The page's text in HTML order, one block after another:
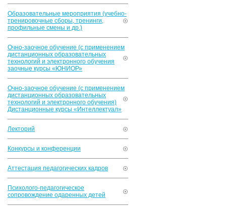
Образовательные мероприятия (учебно-
тренировочные сборы, тренинги,
профильные смены и др.)
Очно-заочное обучение (с применением
дистанционных образовательных
технологий и электронного обучения
заочные курсы «ЮНИОР»
Очно-заочное обучение (с применением
дистанционных образовательных
технологий и электронного обучения)
Дистанционные курсы «Интеллектуал»
Лекторий
Конкурсы и конференции
Аттестация педагогических кадров
Психолого-педагогическое
сопровождение одаренных детей